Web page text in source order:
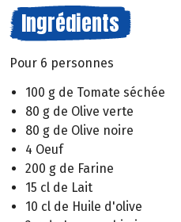
Ingrédients
Pour 6 personnes
100 g de Tomate séchée
80 g de Olive verte
80 g de Olive noire
4 Oeuf
200 g de Farine
15 cl de Lait
10 cl de Huile d'olive